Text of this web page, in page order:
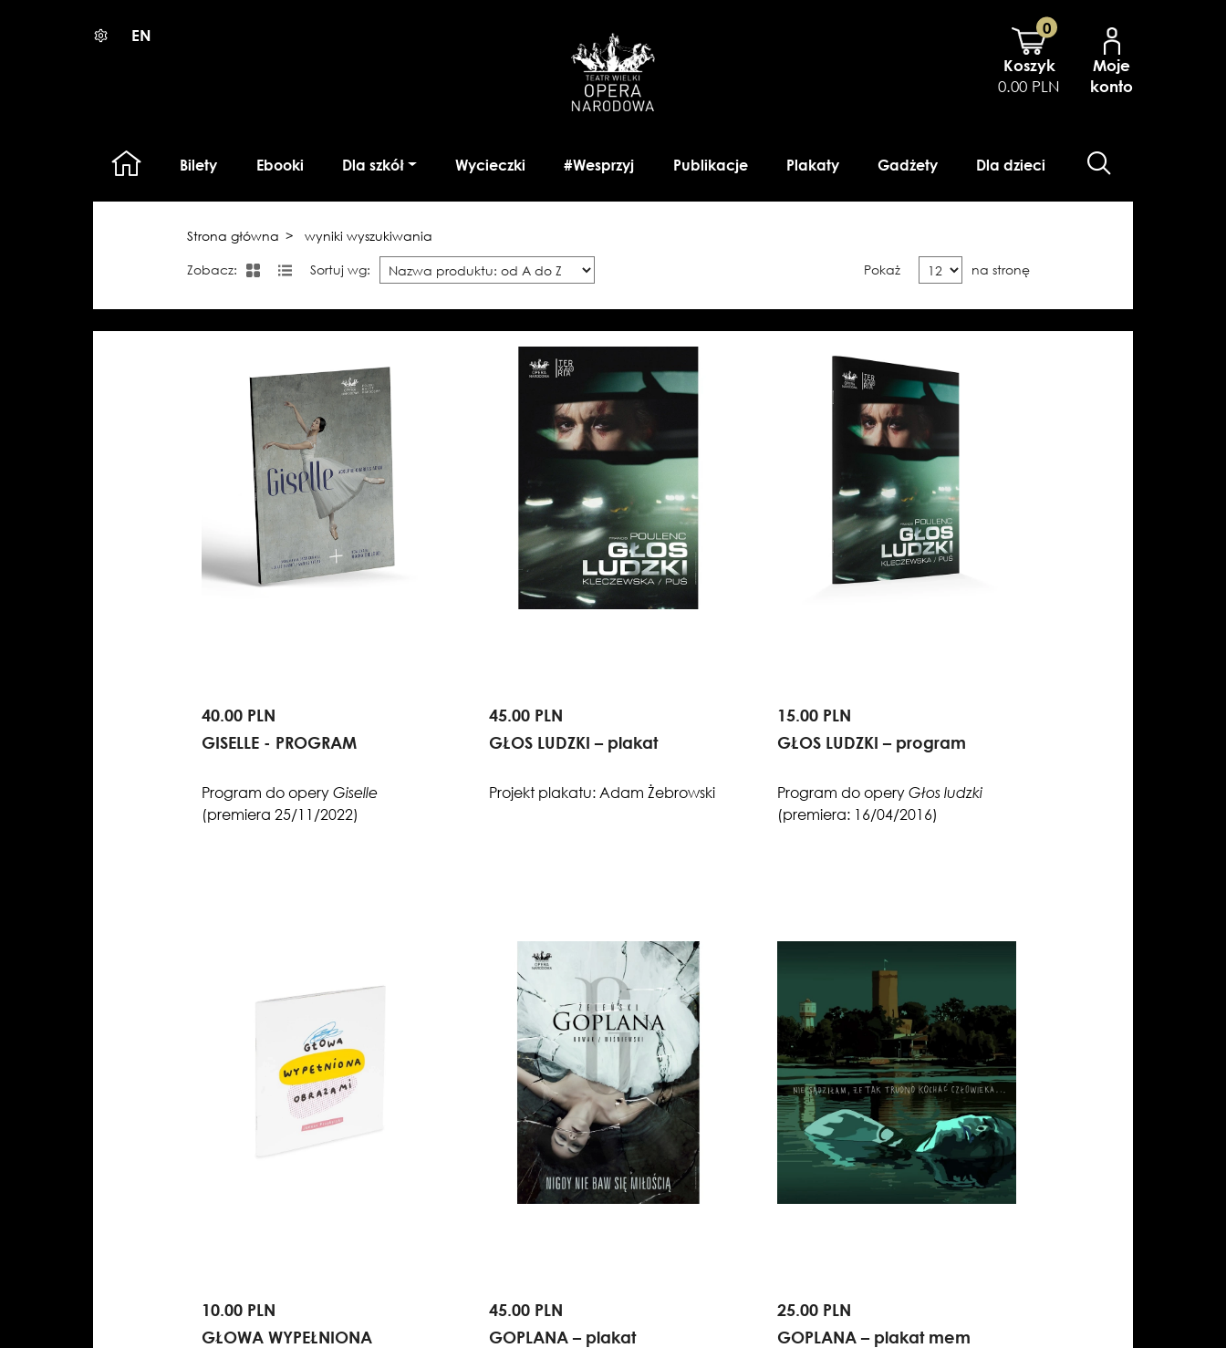
EN
0
Koszyk
0.00 PLN
Moje
konto
Bilety Ebooki Dla szkół Wycieczki #Wesprzyj Publikacje Plakaty Gadżety Dla dzieci
Strona główna wyniki wyszukiwania
Zobacz: Sortuj wg: Pokaż na stronę
40.00 PLN
GISELLE - PROGRAM
Program do opery Giselle
(premiera 25/11/2022)
45.00 PLN
GŁOS LUDZKI – plakat
Projekt plakatu: Adam Żebrowski
15.00 PLN
GŁOS LUDZKI – program
Program do operyGłos ludzki
(premiera: 16/04/2016)
10.00 PLN
GŁOWA WYPEŁNIONA
45.00 PLN
GOPLANA – plakat
25.00 PLN
GOPLANA – plakat mem